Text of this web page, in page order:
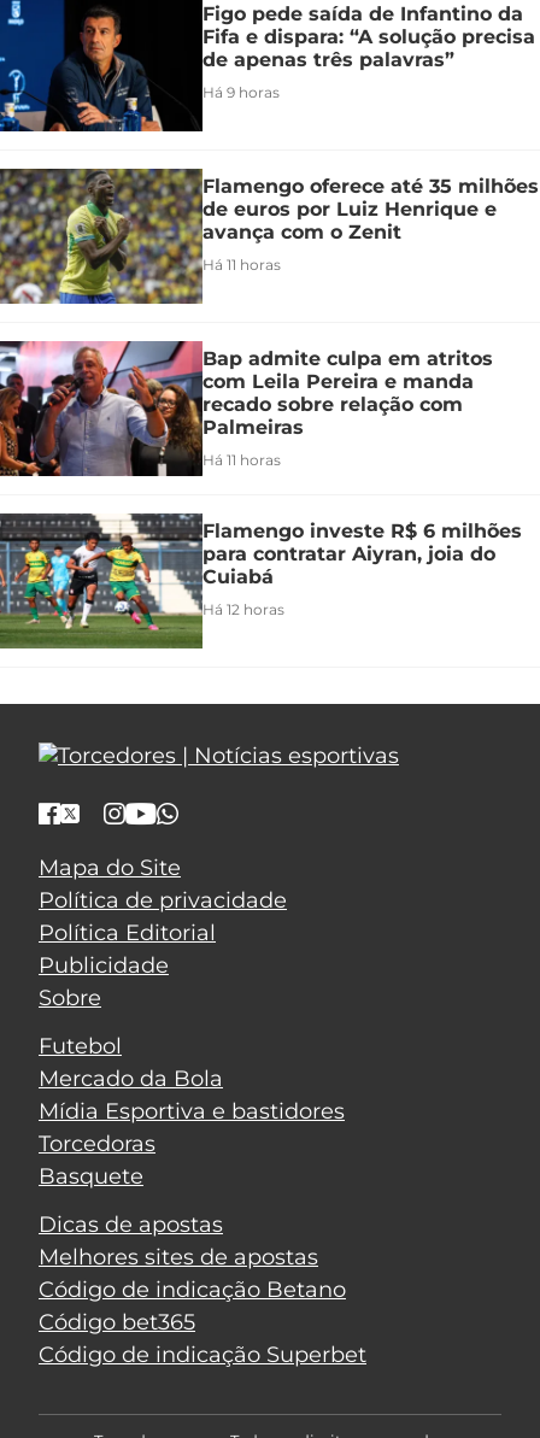
Figo pede saída de Infantino da
Fifa e dispara: “A solução precisa
de apenas três palavras”
Há 9 horas
Flamengo oferece até 35 milhões
de euros por Luiz Henrique e
avança com o Zenit
Há 11 horas
Bap admite culpa em atritos
com Leila Pereira e manda
recado sobre relação com
Palmeiras
Há 11 horas
Flamengo investe R$ 6 milhões
para contratar Aiyran, joia do
Cuiabá
Há 12 horas
Mapa do Site
Política de privacidade
Política Editorial
Publicidade
Sobre
Futebol
Mercado da Bola
Mídia Esportiva e bastidores
Torcedoras
Basquete
Dicas de apostas
Melhores sites de apostas
Código de indicação Betano
Código bet365
Código de indicação Superbet